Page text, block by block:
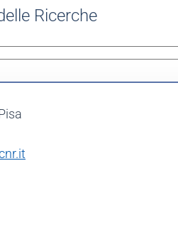
Ricerche